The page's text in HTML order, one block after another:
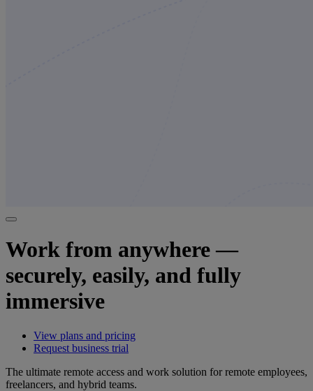
Work from anywhere —
securely, easily, and fully
immersive
View plans and pricing
Request business trial
The ultimate remote access and work solution for remote employees,
freelancers, and hybrid teams.